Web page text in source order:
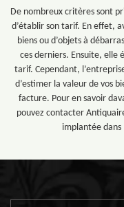
De nombreux critères sont
d’établir son tarif. En effet,
biens ou d’objets à
ces derniers. Ensuite, elle
tarif. Cependant,
d’estimer la valeur de vos
facture. Pour en savoir
pouvez contacter
implantée dans